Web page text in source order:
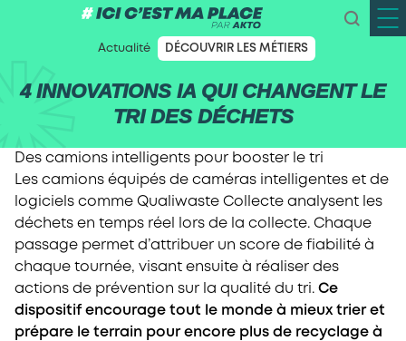
Actualité DÉCOUVRIR LES MÉTIERS
4 INNOVATIONS IA QUI CHANGENT LE
TRI DES DÉCHETS
Des camions intelligents pour booster le tri
Les camions équipés de caméras intelligentes et de
logiciels comme Qualiwaste Collecte analysent les
déchets en temps réel lors de la collecte. Chaque
passage permet d’attribuer un score de fiabilité à
chaque tournée, visant ensuite à réaliser des
actions de prévention sur la qualité du tri. Ce
dispositif encourage tout le monde à mieux trier et
prépare le terrain pour encore plus de recyclage à